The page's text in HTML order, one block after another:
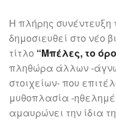
Η πλήρης συνέντευξη
δημοσιευθεί στο νέο
τίτλο “Μπέλες, το
πληθώρα άλλων -
στοιχείων- που
μυθοπλασία -
αμαυρώνει την ίδια